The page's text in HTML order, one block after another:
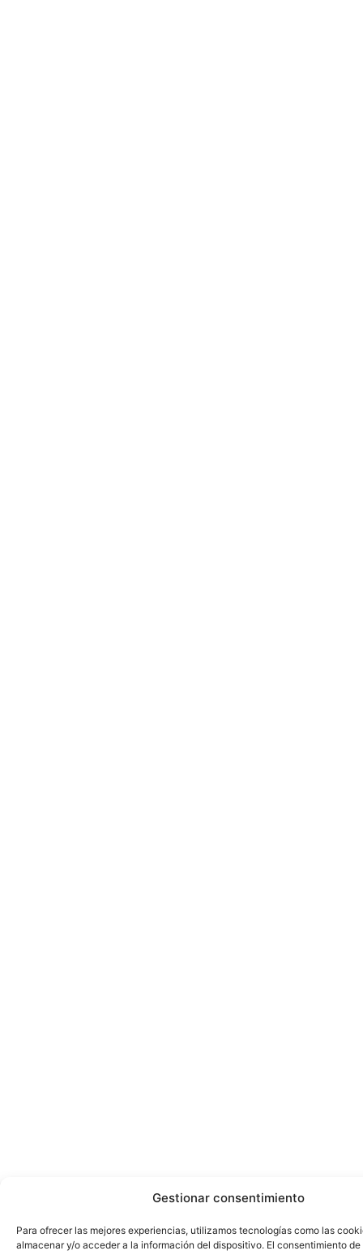
Gestionar consentimiento
Para ofrecer las mejores experiencias, utilizamos tecnologías como las
almacenar y/o acceder a la información del dispositivo. El consentimiento de